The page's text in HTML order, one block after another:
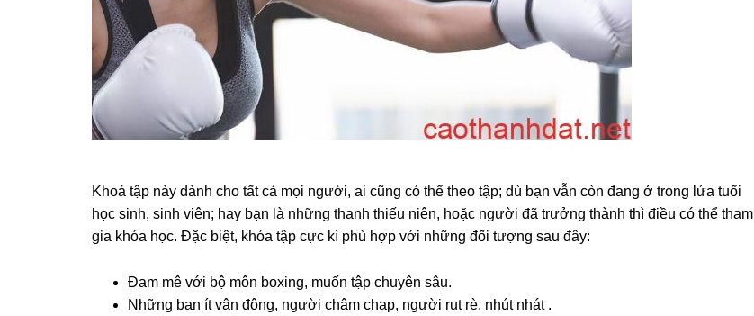
Khoá tập này dành cho tất cả mọi người, ai cũng có thể theo tập; dù bạn vẫn còn đang ở trong lứa tuổi
học sinh, sinh viên; hay bạn là những thanh thiếu niên, hoặc người đã trưởng thành thì điều có thể tham
gia khóa học. Đặc biệt, khóa tập cực kì phù hợp với những đối tượng sau đây:
Đam mê với bộ môn boxing, muốn tập chuyên sâu.
Những bạn ít vận động, người châm chạp, người rụt rè, nhút nhát .